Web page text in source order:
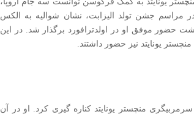
را از آن خود کند، ضمناً در ۱۱ ژوئن در مراسم جشن تولد الیزابت، نشان شوالیه به الکس
برای بزرگداشت حضور موفق او در اولدترافورد برگذار شد. در این
یونایتد نیز حضور داشتند.
از سرمربیگری منچستر یونایتد کناره گیری کرد. او در آن